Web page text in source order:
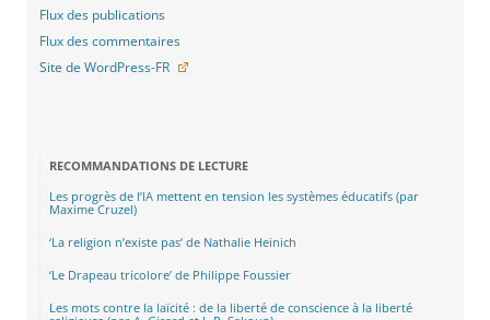
Flux des publications
Flux des commentaires
Site de WordPress-FR
RECOMMANDATIONS DE LECTURE
Les progrès de l’IA mettent en tension les systèmes éducatifs (par
Maxime Cruzel)
‘La religion n’existe pas’ de Nathalie Heinich
‘Le Drapeau tricolore’ de Philippe Foussier
Les mots contre la laïcité : de la liberté de conscience à la liberté